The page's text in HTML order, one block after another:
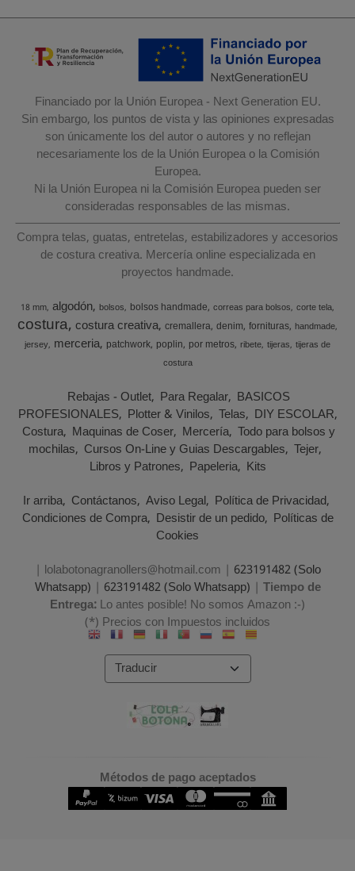
Financiado por la Unión Europea - Next Generation EU.
Sin embargo, los puntos de vista y las opiniones expresadas
son únicamente los del autor o autores y no reflejan
necesariamente los de la Unión Europea o la Comisión
Europea.
Ni la Unión Europea ni la Comisión Europea pueden ser
consideradas responsables de las mismas.
Compra telas, guatas, entretelas, estabilizadores y accesorios
de costura creativa. Mercería online especializada en
proyectos handmade.
18 mm algodón bolsos bolsos handmade correas para bolsos corte tela
costura costura creativa cremallera denim fornituras handmade
jersey merceria patchwork poplin por metros ribete tijeras tijeras de
costura
Rebajas - Outlet Para Regalar BASICOS
PROFESIONALES Plotter & Vinilos Telas DIY ESCOLAR
Costura Maquinas de Coser Mercería Todo para bolsos y
mochilas Cursos On-Line y Guias Descargables Tejer
Libros y Patrones Papeleria Kits
Ir arriba Contáctanos Aviso Legal Política de Privacidad
Condiciones de Compra Desistir de un pedido Políticas de
Cookies
| lolabotonagranollers@hotmail.com | 623191482 (Solo
Whatsapp) | 623191482 (Solo Whatsapp) | Tiempo de
Entrega:Lo antes posible! No somos Amazon :-)
(*) Precios con Impuestos incluidos
Métodos de pago aceptados